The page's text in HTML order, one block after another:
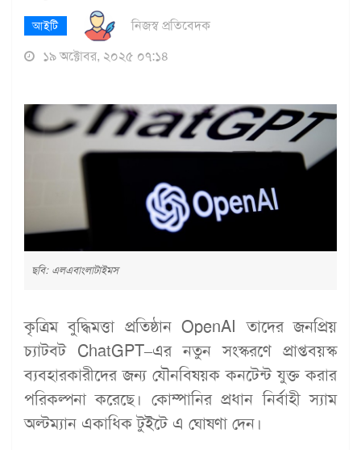
আইটি
নিজস্ব প্রতিবেদক
১৯ অক্টোবর, ২০২৫ ০৭:১৪
ছবি: এলএবাংলাটাইমস
কৃত্রিম বুদ্ধিমত্তা প্রতিষ্ঠান OpenAI তাদের জনপ্রিয়
চ্যাটবট ChatGPT–এর নতুন সংস্করণে প্রাপ্তবয়স্ক
ব্যবহারকারীদের জন্য যৌনবিষয়ক কনটেন্ট যুক্ত করার
পরিকল্পনা করেছে। কোম্পানির প্রধান নির্বাহী স্যাম
অল্টম্যান একাধিক টুইটে এ ঘোষণা দেন।